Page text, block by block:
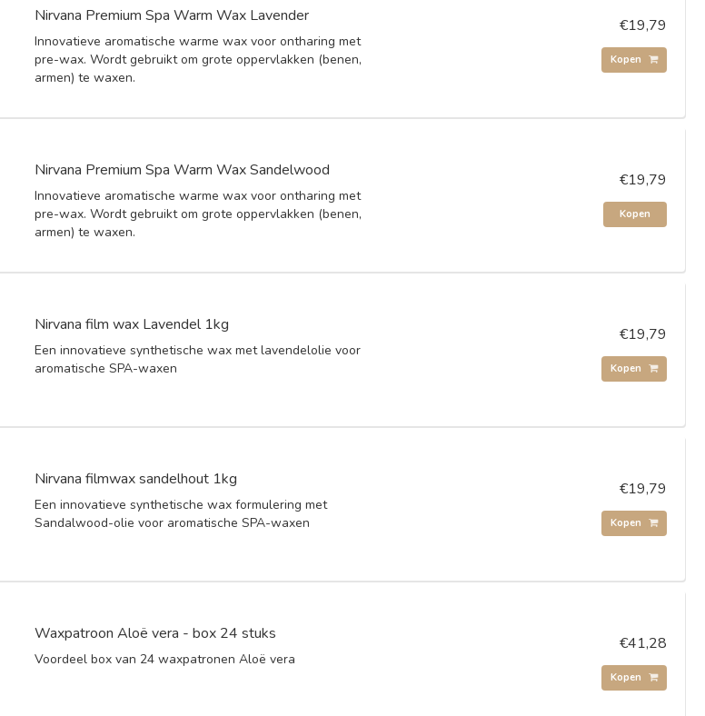
Nirvana Premium Spa Warm Wax Lavender
Innovatieve aromatische warme wax voor ontharing met
pre-wax. Wordt gebruikt om grote oppervlakken (benen,
armen) te waxen.
€19,79
Kopen
Nirvana Premium Spa Warm Wax Sandelwood
Innovatieve aromatische warme wax voor ontharing met
pre-wax. Wordt gebruikt om grote oppervlakken (benen,
armen) te waxen.
€19,79
Kopen
Nirvana film wax Lavendel 1kg
Een innovatieve synthetische wax met lavendelolie voor
aromatische SPA-waxen
€19,79
Kopen
Nirvana filmwax sandelhout 1kg
Een innovatieve synthetische wax formulering met
Sandalwood-olie voor aromatische SPA-waxen
€19,79
Kopen
Waxpatroon Aloë vera - box 24 stuks
Voordeel box van 24 waxpatronen Aloë vera
€41,28
Kopen